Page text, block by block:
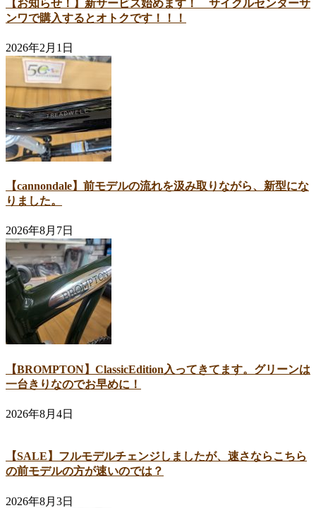
【お知らせ！】新サービス始めます！ サイクルセンターサ
ンワで購入するとオトクです！！！
2026年2月1日
【cannondale】前モデルの流れを汲み取りながら、新型にな
りました。
2026年8月7日
【BROMPTON】ClassicEdition入ってきてます。グリーンは
一台きりなのでお早めに！
2026年8月4日
【SALE】フルモデルチェンジしましたが、速さならこちら
の前モデルの方が速いのでは？
2026年8月3日